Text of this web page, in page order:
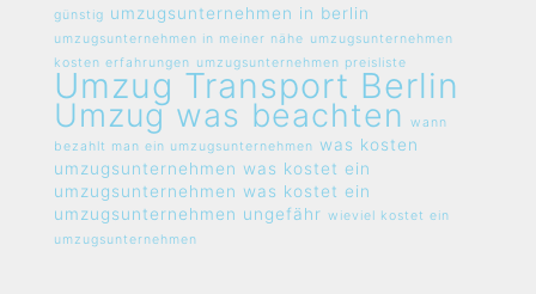
günstig umzugsunternehmen in berlin
umzugsunternehmen in meiner nähe umzugsunternehmen
kosten erfahrungen umzugsunternehmen preisliste
Umzug Transport Berlin
Umzug was beachten
wann
bezahlt man ein umzugsunternehmen was kosten
umzugsunternehmen was kostet ein
umzugsunternehmen was kostet ein
umzugsunternehmen ungefähr wieviel kostet ein
umzugsunternehmen